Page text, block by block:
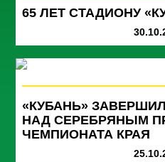
65 ЛЕТ СТАДИОНУ
«КУБАНЬ»
НАД СЕРЕБРЯНЫМ
ЧЕМПИОНАТА КРАЯ